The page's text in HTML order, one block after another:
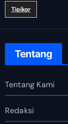
Tipikor
Tentang
Tentang Kami
Redaksi